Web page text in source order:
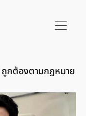
กต้องตามกฎหมาย